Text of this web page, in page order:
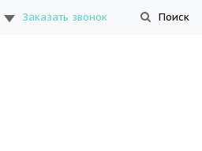
Поиск
Заказать звонок